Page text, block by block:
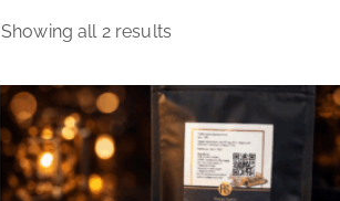
Showing all 2 results